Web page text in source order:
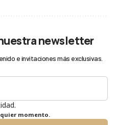
newsletter
e invitaciones más exclusivas.
momento.